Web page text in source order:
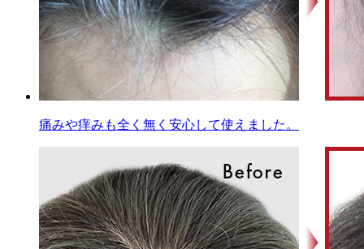
痛みや痒みも全く無く安心して使えました。